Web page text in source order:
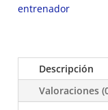
entrenador
Descripción
Valoraciones